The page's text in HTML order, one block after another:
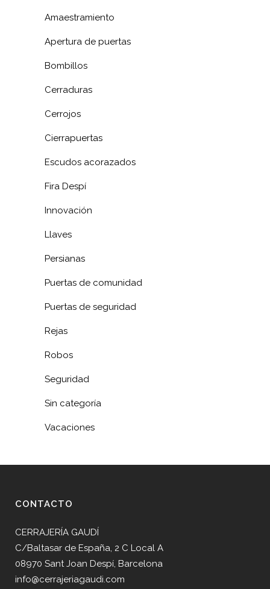
Amaestramiento
Apertura de puertas
Bombillos
Cerraduras
Cerrojos
Cierrapuertas
Escudos acorazados
Fira Despí
Innovación
Llaves
Persianas
Puertas de comunidad
Puertas de seguridad
Rejas
Robos
Seguridad
Sin categoría
Vacaciones
CONTACTO
CERRAJERÍA GAUDÍ
C/Baltasar de España, 2 C Local A
08970 Sant Joan Despí, Barcelona
info@cerrajeriagaudi.com